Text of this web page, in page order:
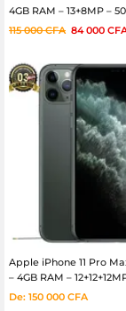
4GB RAM – 13+8MP –
Garantie 06 Mois
115 000CFA 84 000
Apple iPhone 11 Pro
– 4GB RAM –
03mois
De: 150 000 CFA